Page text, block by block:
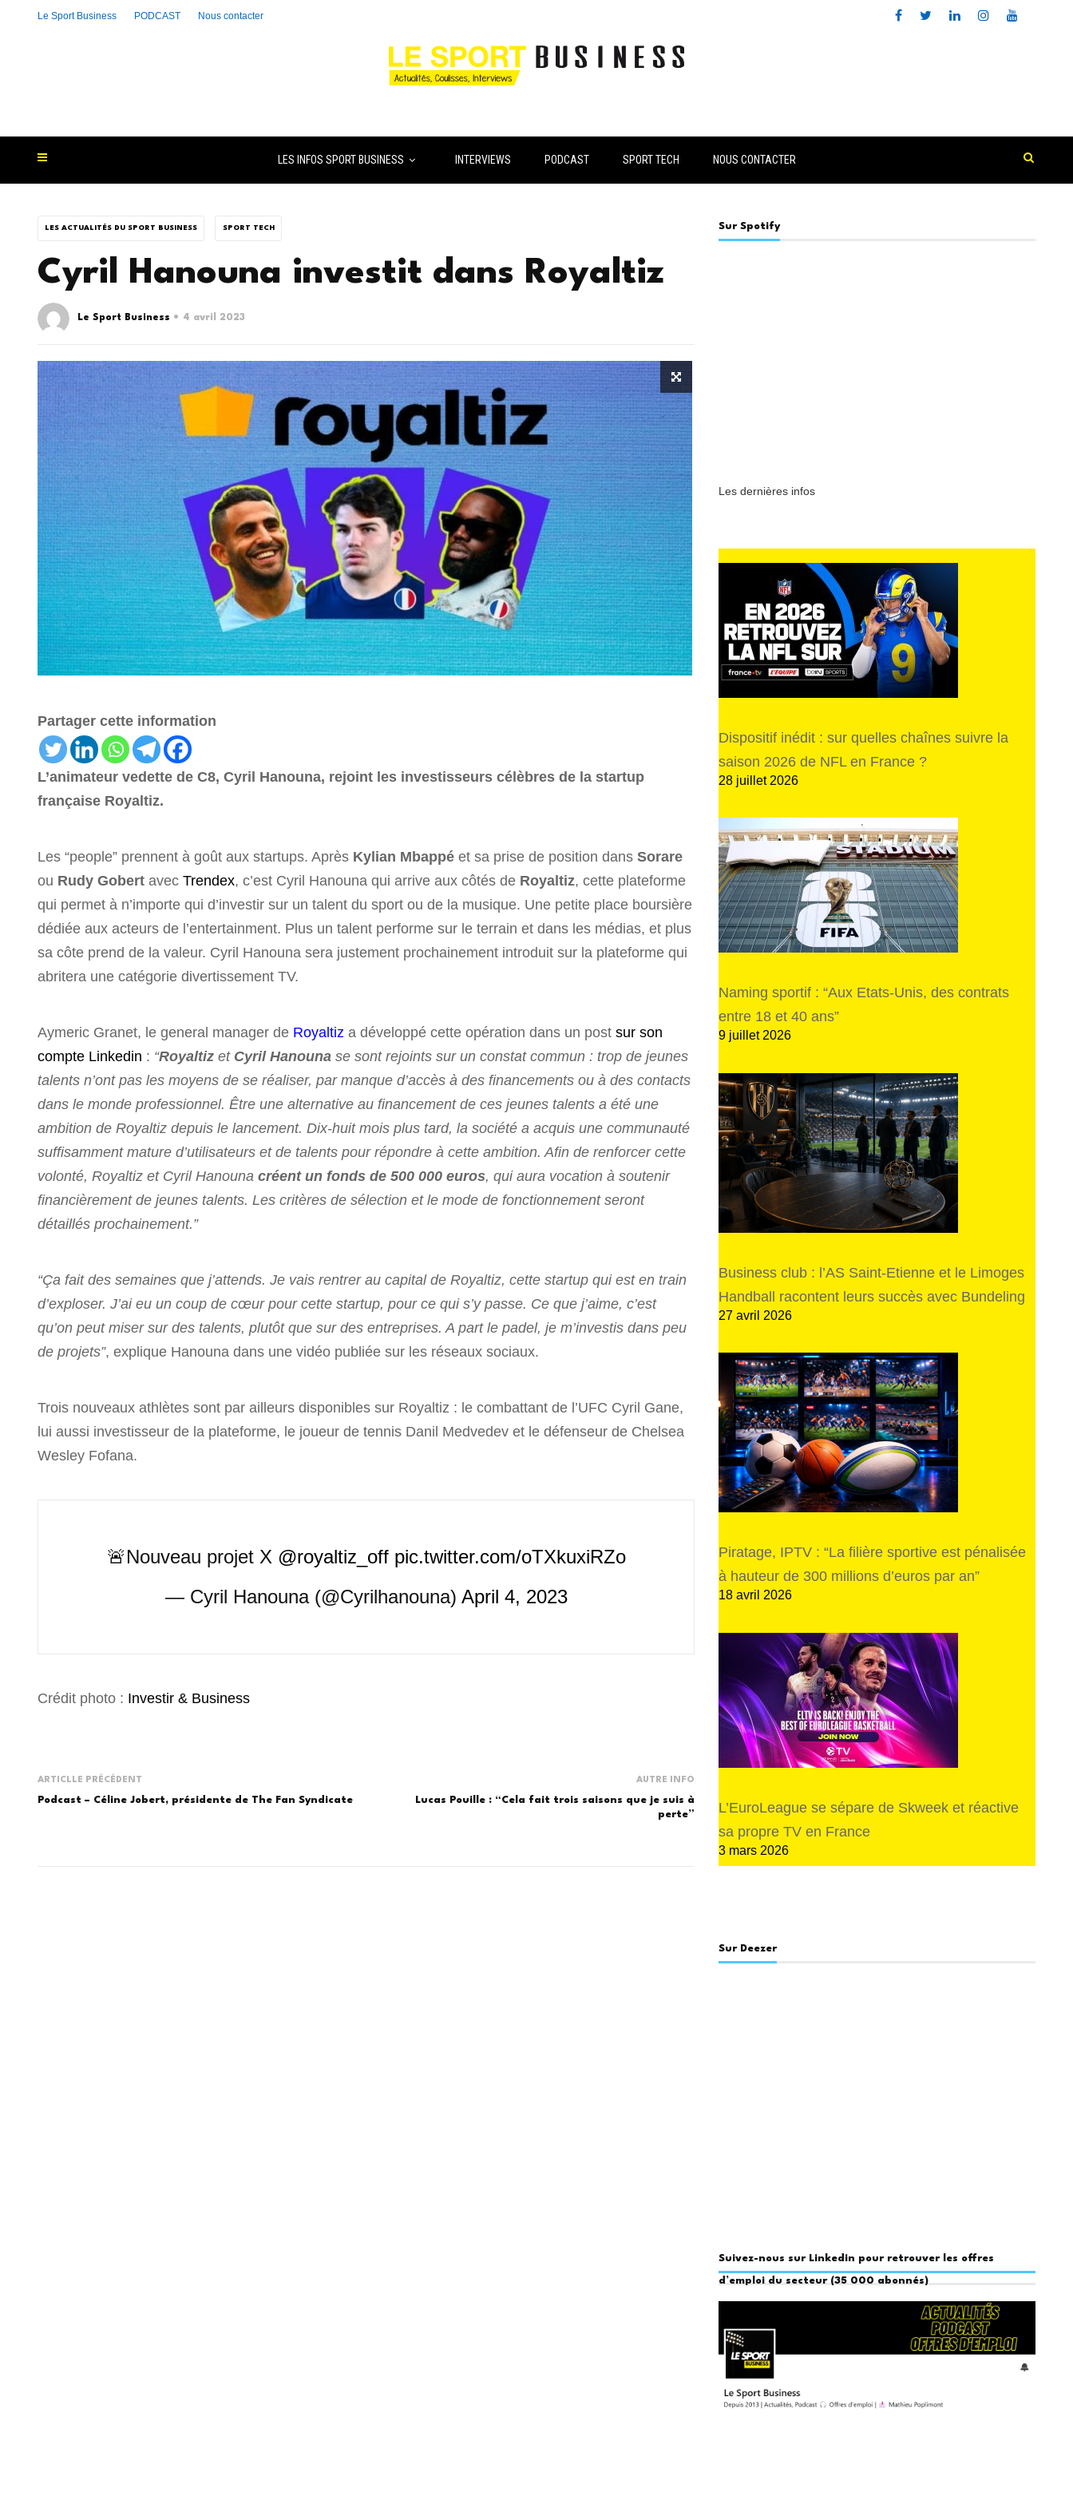
LES INFOS SPORT BUSINESS INTERVIEWS PODCAST SPORT TECH NOUS CONTACTER
Le Sport Business PODCAST Nous contacter
LES ACTUALITÉS DU SPORT BUSINESS SPORT TECH
Cyril Hanouna investit dans Royaltiz
Le Sport Business 4 avril 2023
Partager cette information
L’animateur vedette de C8, Cyril Hanouna, rejoint les investisseurs célèbres de la startup
française Royaltiz.
Les “people” prennent à goût aux startups. Après Kylian Mbappé et sa prise de position dans Sorare
ou Rudy Gobert avec Trendex, c’est Cyril Hanouna qui arrive aux côtés de Royaltiz, cette plateforme
qui permet à n’importe qui d’investir sur un talent du sport ou de la musique. Une petite place boursière
dédiée aux acteurs de l’entertainment. Plus un talent performe sur le terrain et dans les médias, et plus
sa côte prend de la valeur. Cyril Hanouna sera justement prochainement introduit sur la plateforme qui
abritera une catégorie divertissement TV.
Aymeric Granet, le general manager de Royaltiz a développé cette opération dans un post sur son
compte Linkedin : “Royaltiz et Cyril Hanouna se sont rejoints sur un constat commun : trop de jeunes
talents n’ont pas les moyens de se réaliser, par manque d’accès à des financements ou à des contacts
dans le monde professionnel. Être une alternative au financement de ces jeunes talents a été une
ambition de Royaltiz depuis le lancement. Dix-huit mois plus tard, la société a acquis une communauté
suffisamment mature d’utilisateurs et de talents pour répondre à cette ambition. Afin de renforcer cette
volonté, Royaltiz et Cyril Hanouna créent un fonds de 500 000 euros, qui aura vocation à soutenir
financièrement de jeunes talents. Les critères de sélection et le mode de fonctionnement seront
détaillés prochainement.”
“Ça fait des semaines que j’attends. Je vais rentrer au capital de Royaltiz, cette startup qui est en train
d’exploser. J’ai eu un coup de cœur pour cette startup, pour ce qui s’y passe. Ce que j’aime, c’est
qu’on peut miser sur des talents, plutôt que sur des entreprises. A part le padel, je m’investis dans peu
de projets”, explique Hanouna dans une vidéo publiée sur les réseaux sociaux.
Trois nouveaux athlètes sont par ailleurs disponibles sur Royaltiz : le combattant de l’UFC Cyril Gane,
lui aussi investisseur de la plateforme, le joueur de tennis Danil Medvedev et le défenseur de Chelsea
Wesley Fofana.
🚨Nouveau projet X @royaltiz_off pic.twitter.com/oTXkuxiRZo
— Cyril Hanouna (@Cyrilhanouna) April 4, 2023
Crédit photo : Investir & Business
ARTICLLE PRÉCÉDENT
Podcast – Céline Jobert, présidente de The Fan Syndicate
AUTRE INFO
Lucas Pouille : “Cela fait trois saisons que je suis à
perte”
Sur Spotify
Les dernières infos
Dispositif inédit : sur quelles chaînes suivre la
saison 2026 de NFL en France ?
28 juillet 2026
Naming sportif : “Aux Etats-Unis, des contrats
entre 18 et 40 ans”
9 juillet 2026
Business club : l’AS Saint-Etienne et le Limoges
Handball racontent leurs succès avec Bundeling
27 avril 2026
Piratage, IPTV : “La filière sportive est pénalisée
à hauteur de 300 millions d’euros par an”
18 avril 2026
L’EuroLeague se sépare de Skweek et réactive
sa propre TV en France
3 mars 2026
Sur Deezer
Suivez-nous sur Linkedin pour retrouver les offres
d’emploi du secteur (35 000 abonnés)